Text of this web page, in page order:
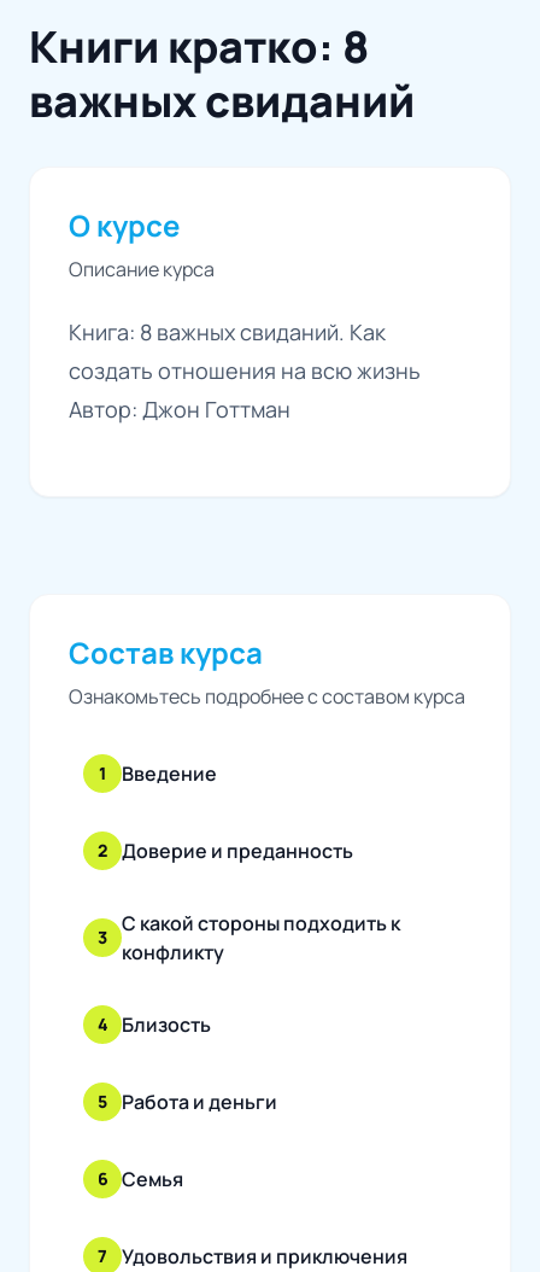
Книги кратко: 8
важных свиданий
О курсе
Описание курса
Книга: 8 важных свиданий. Как
создать отношения на всю жизнь
Автор: Джон Готтман
Состав курса
Ознакомьтесь подробнее с составом курса
1 Введение
2 Доверие и преданность
3
С какой стороны подходить к
конфликту
4 Близость
5 Работа и деньги
6 Семья
7 Удовольствия и приключения